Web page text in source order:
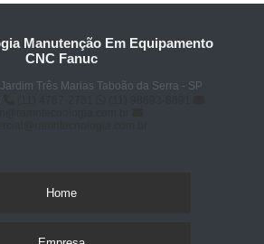
Manutenção Em Equipamento
CNC Fanuc
Três Marias Taboão da Serra - SP
Home